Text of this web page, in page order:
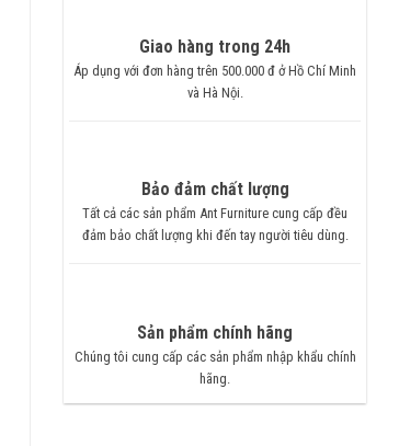
Giao hàng trong 24h
Áp dụng với đơn hàng trên 500.000 đ ở Hồ Chí Minh
và Hà Nội.
Bảo đảm chất lượng
Tất cả các sản phẩm Ant Furniture cung cấp đều
đảm bảo chất lượng khi đến tay người tiêu dùng.
Sản phẩm chính hãng
Chúng tôi cung cấp các sản phẩm nhập khẩu chính
hãng.